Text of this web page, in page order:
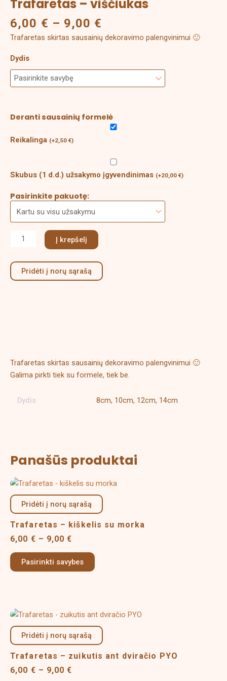
Trafaretas – viščiukas
6,00 € – 9,00 €
Trafaretas skirtas sausainių dekoravimo palengvinimui 🙂
Dydis
Deranti sausainių formelė
Reikalinga (+2,50 €)
Skubus (1 d.d.) užsakymo įgyvendinimas (+20,00 €)
Pasirinkite pakuotę:
Į krepšelį
Pridėti į norų sąrašą
Trafaretas skirtas sausainių dekoravimo palengvinimui 🙂
Galima pirkti tiek su formele, tiek be.
Dydis 8cm, 10cm, 12cm, 14cm
Panašūs produktai
Pridėti į norų sąrašą
Trafaretas – kiškelis su morka
6,00 € – 9,00€
Price
6,00 €
through
9,00 €
Pasirinkti savybes
This
product
has
multiple
options
may
the
product
page
Pridėti į norų sąrašą
Trafaretas – zuikutis ant dviračio PYO
6,00 € – 9,00€
Price
6,00 €
through
9,00 €
This
product
has
multiple